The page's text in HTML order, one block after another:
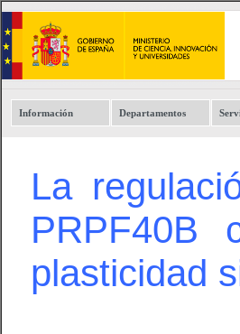
Información Departamentos
La
PRPF40B
plasticidad